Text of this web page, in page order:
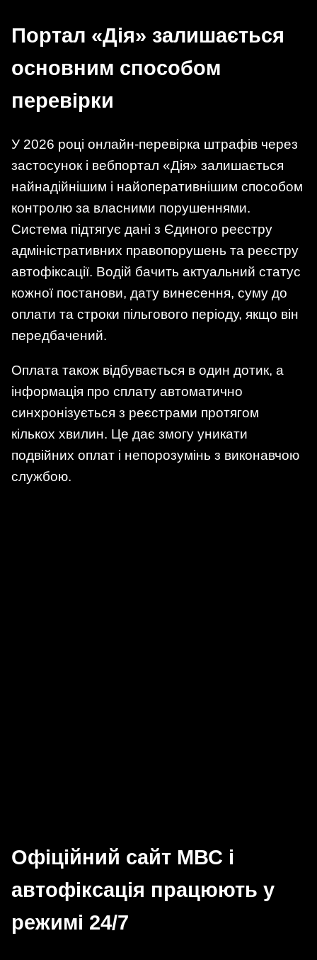
Портал «Дія» залишається
основним способом
перевірки
У 2026 році онлайн-перевірка штрафів через
застосунок і вебпортал «Дія» залишається
найнадійнішим і найоперативнішим способом
контролю за власними порушеннями.
Система підтягує дані з Єдиного реєстру
адміністративних правопорушень та реєстру
автофіксації. Водій бачить актуальний статус
кожної постанови, дату винесення, суму до
оплати та строки пільгового періоду, якщо він
передбачений.
Оплата також відбувається в один дотик, а
інформація про сплату автоматично
синхронізується з реєстрами протягом
кількох хвилин. Це дає змогу уникати
подвійних оплат і непорозумінь з виконавчою
службою.
Офіційний сайт МВС і
автофіксація працюють у
режимі 24/7